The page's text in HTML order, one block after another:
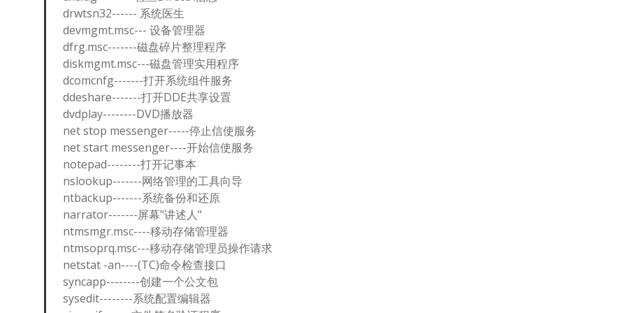
drwtsn32------ 系统医生
devmgmt.msc--- 设备管理器
dfrg.msc-------磁盘碎片整理程序
diskmgmt.msc---磁盘管理实用程序
dcomcnfg-------打开系统组件服务
ddeshare-------打开DDE共享设置
dvdplay--------DVD播放器
net stop messenger-----停止信使服务
net start messenger----开始信使服务
notepad--------打开记事本
nslookup-------网络管理的工具向导
ntbackup-------系统备份和还原
narrator-------屏幕"讲述人"
ntmsmgr.msc----移动存储管理器
ntmsoprq.msc---移动存储管理员操作请求
netstat -an----(TC)命令检查接口
syncapp--------创建一个公文包
sysedit--------系统配置编辑器